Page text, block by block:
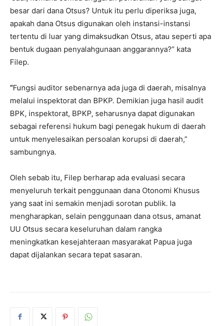
besar dari dana Otsus? Untuk itu perlu diperiksa juga,
apakah dana Otsus digunakan oleh instansi-instansi
tertentu di luar yang dimaksudkan Otsus, atau seperti apa
bentuk dugaan penyalahgunaan anggarannya?” kata
Filep.
“Fungsi auditor sebenarnya ada juga di daerah, misalnya
melalui inspektorat dan BPKP. Demikian juga hasil audit
BPK, inspektorat, BPKP, seharusnya dapat digunakan
sebagai referensi hukum bagi penegak hukum di daerah
untuk menyelesaikan persoalan korupsi di daerah,”
sambungnya.
Oleh sebab itu, Filep berharap ada evaluasi secara
menyeluruh terkait penggunaan dana Otonomi Khusus
yang saat ini semakin menjadi sorotan publik. Ia
mengharapkan, selain penggunaan dana otsus, amanat
UU Otsus secara keseluruhan dalam rangka
meningkatkan kesejahteraan masyarakat Papua juga
dapat dijalankan secara tepat sasaran.